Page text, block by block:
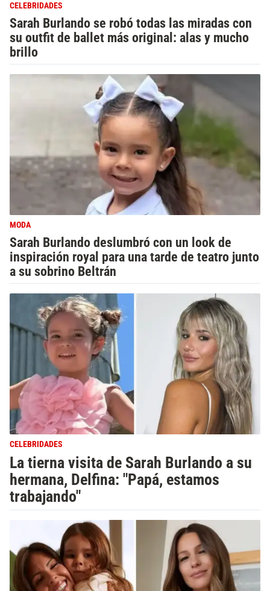
CELEBRIDADES
Sarah Burlando se robó todas las miradas con
su outfit de ballet más original: alas y mucho
brillo
MODA
Sarah Burlando deslumbró con un look de
inspiración royal para una tarde de teatro junto
a su sobrino Beltrán
CELEBRIDADES
La tierna visita de Sarah Burlando a su
hermana, Delfina: "Papá, estamos
trabajando"